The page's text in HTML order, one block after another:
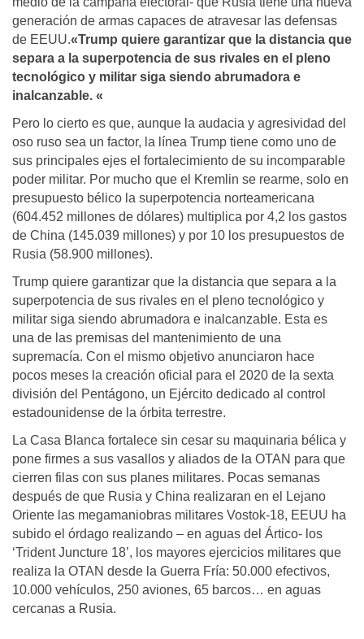
generación de armas capaces de atravesar las defensas
de EEUU.«Trump quiere garantizar que la distancia que
separa a la superpotencia de sus rivales en el pleno
tecnológico y militar siga siendo abrumadora e
inalcanzable. «
Pero lo cierto es que, aunque la audacia y agresividad del
oso ruso sea un factor, la línea Trump tiene como uno de
sus principales ejes el fortalecimiento de su incomparable
poder militar. Por mucho que el Kremlin se rearme, solo en
presupuesto bélico la superpotencia norteamericana
(604.452 millones de dólares) multiplica por 4,2 los gastos
de China (145.039 millones) y por 10 los presupuestos de
Rusia (58.900 millones).
Trump quiere garantizar que la distancia que separa a la
superpotencia de sus rivales en el pleno tecnológico y
militar siga siendo abrumadora e inalcanzable. Esta es
una de las premisas del mantenimiento de una
supremacía. Con el mismo objetivo anunciaron hace
pocos meses la creación oficial para el 2020 de la sexta
división del Pentágono, un Ejército dedicado al control
estadounidense de la órbita terrestre.
La Casa Blanca fortalece sin cesar su maquinaria bélica y
pone firmes a sus vasallos y aliados de la OTAN para que
cierren filas con sus planes militares. Pocas semanas
después de que Rusia y China realizaran en el Lejano
Oriente las megamaniobras militares Vostok-18, EEUU ha
subido el órdago realizando – en aguas del Ártico- los
‘Trident Juncture 18’, los mayores ejercicios militares que
realiza la OTAN desde la Guerra Fría: 50.000 efectivos,
10.000 vehículos, 250 aviones, 65 barcos… en aguas
cercanas a Rusia.